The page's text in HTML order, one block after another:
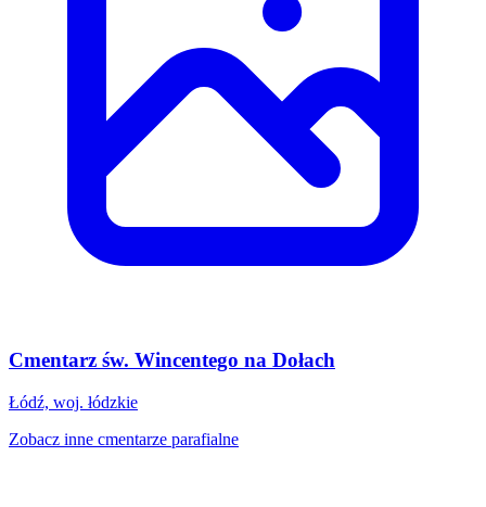
Cmentarz św. Wincentego na Dołach
Łódź, woj. łódzkie
Zobacz inne cmentarze parafialne